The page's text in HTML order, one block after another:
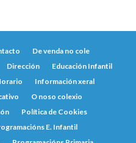
De venda no cole
Dirección
Educación Infantil
Información xeral
O noso colexio
Política de Cookies
E. Infantil